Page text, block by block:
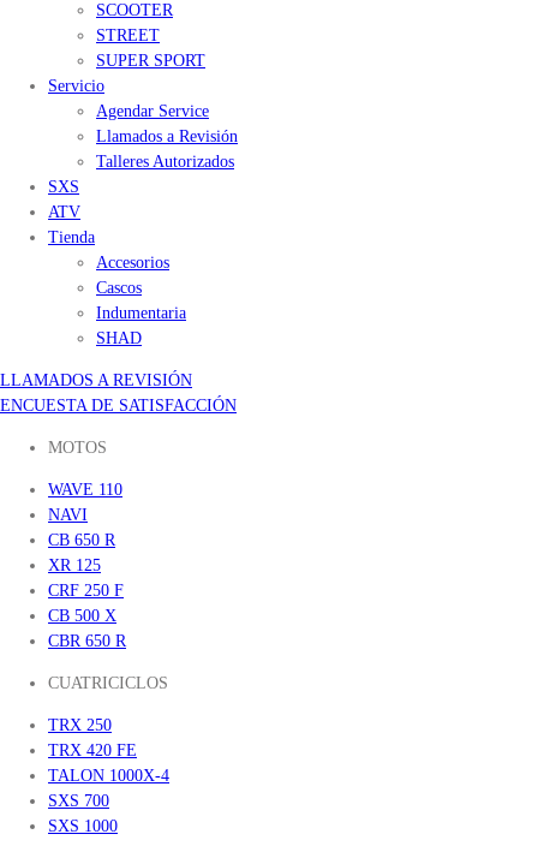
SCOOTER
STREET
SUPER SPORT
Servicio
Agendar Service
Llamados a Revisión
Talleres Autorizados
SXS
ATV
Tienda
Accesorios
Cascos
Indumentaria
SHAD
LLAMADOS A REVISIÓN
ENCUESTA DE SATISFACCIÓN
MOTOS
WAVE 110
NAVI
CB 650 R
XR 125
CRF 250 F
CB 500 X
CBR 650 R
CUATRICICLOS
TRX 250
TRX 420 FE
TALON 1000X-4
SXS 700
SXS 1000